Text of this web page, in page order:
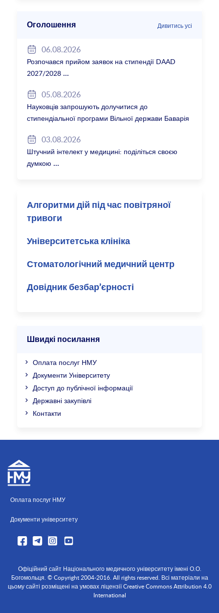
Оголошення Дивитись усі
06.08.2026
Розпочався прийом заявок на стипендії DAAD
2027/2028
05.08.2026
Науковців запрошують долучитися до
стипендіальної програми Вільної держави Баварія
03.08.2026
Штучний інтелект у медицині: поділіться своєю
думкою
Алгоритми дій під час повітряної
тривоги
Університетська клініка
Стоматологічний медичний центр
Довідник безбар’єрності
Швидкі посилання
Оплата послуг НМУ
Документи Університету
Доступ до публічної інформації
Державні закупівлі
Контакти
Оплата послуг НМУ
Документи університету
Офіційний сайт Національного медичного університету імені О.О.
Богомольця. © Copyright 2004-2016. All rights reserved. Всі матеріали на
цьому сайті розміщені на умовах ліцензії Creative Commons Attribution 4.0
International